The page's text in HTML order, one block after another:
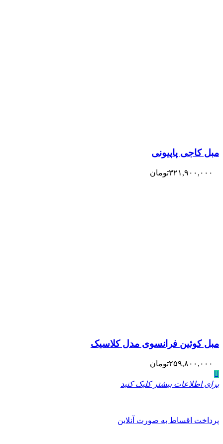
مبل کاجی پاپیونی
۳۲۱,۹۰۰,۰۰۰تومان
مبل کوئین فرانسوی مدل کلاسیک
۲۵۹,۸۰۰,۰۰۰تومان
برای اطلاعات بیشتر کلیک کنید
پرداخت اقساط به صورت آنلاین